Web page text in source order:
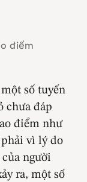
điểm
số tuyến
chưa đáp
điểm như
vì lý do
người
ra, một số